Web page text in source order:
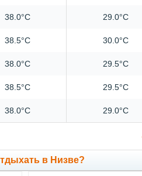
38.0°C 29.0°C
38.5°C 30.0°C
38.0°C 29.5°C
38.5°C 29.5°C
38.0°C 29.0°C
в Низве?